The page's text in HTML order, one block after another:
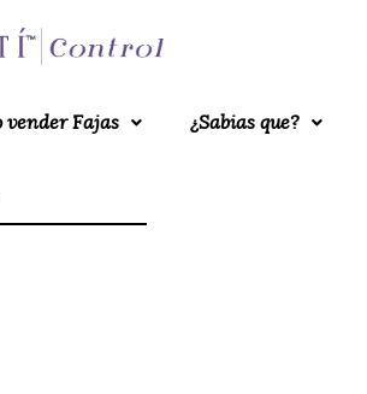
vender Fajas ¿Sabias que?